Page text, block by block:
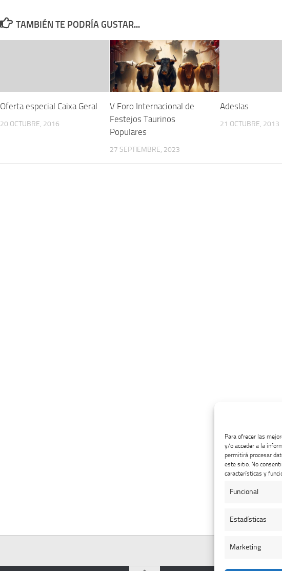
Para ofrecer las
y/o acceder a la
permitirá procesar
este sitio. No
características y
Funcional
Estadísticas
Marketing
TAMBIÉN TE PODRÍA GUSTAR...
Oferta especial Caixa Geral
20 OCTUBRE, 2016
V Foro Internacional de
Festejos Taurinos
Populares
27 SEPTIEMBRE, 2023
Adeslas
21 OCTUBRE, 2013